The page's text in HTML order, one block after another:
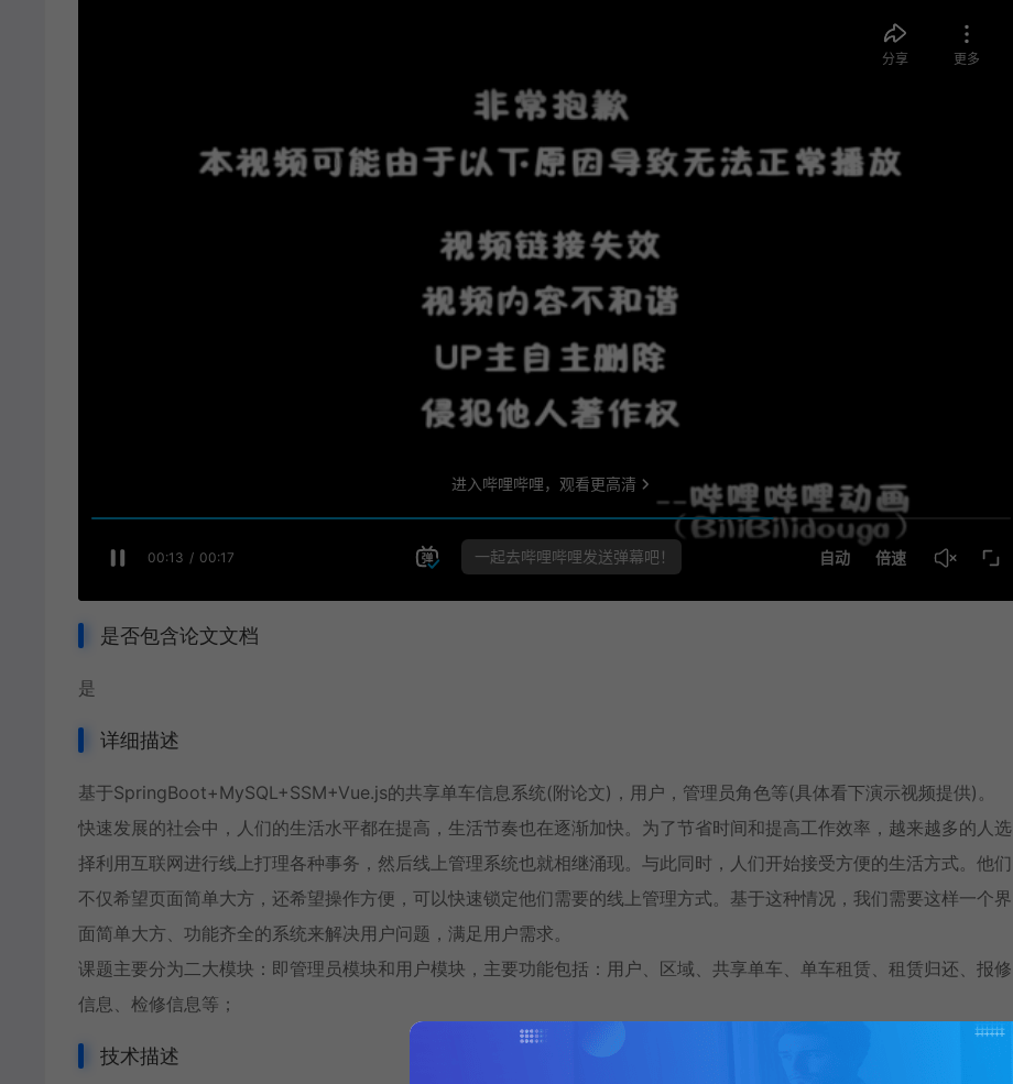
是否包含论文文档
是
详细描述
基于SpringBoot+MySQL+SSM+Vue.js的共享单车信息系统(附论文)，用户，管理员角色等(具体看下演示视频提供)。
快速发展的社会中，人们的生活水平都在提高，生活节奏也在逐渐加快。为了节省时间和提高工作效率，越来越多的人选
择利用互联网进行线上打理各种事务，然后线上管理系统也就相继涌现。与此同时，人们开始接受方便的生活方式。他们
不仅希望页面简单大方，还希望操作方便，可以快速锁定他们需要的线上管理方式。基于这种情况，我们需要这样一个界
面简单大方、功能齐全的系统来解决用户问题，满足用户需求。
课题主要分为二大模块：即管理员模块和用户模块，主要功能包括：用户、区域、共享单车、单车租赁、租赁归还、报修
信息、检修信息等；
技术描述